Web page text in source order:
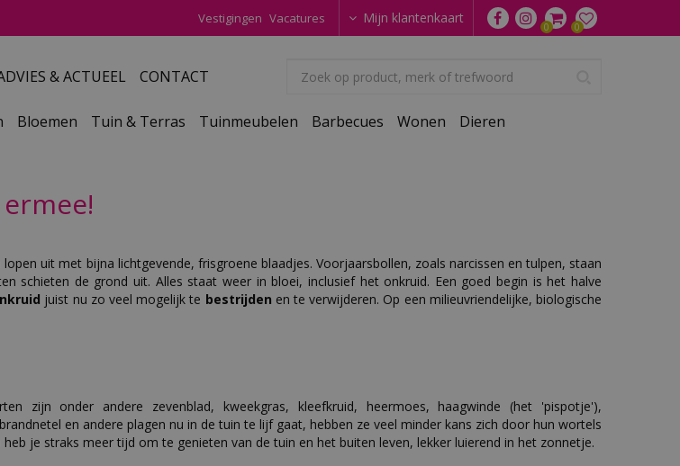
Vestigingen Vacatures Mijn klantenkaart
& ACTUEEL CONTACT
Bloemen Tuin & Terras Tuinmeubelen Barbecues Wonen Dieren
uit met bijna lichtgevende, frisgroene blaadjes. Voorjaarsbollen, zoals narcissen en tulpen, staan
schieten de grond uit. Alles staat weer in bloei, inclusief het onkruid. Een goed begin is het halve
juist nu zo veel mogelijk te bestrijden en te verwijderen. Op een milieuvriendelijke, biologische
zijn onder andere zevenblad, kweekgras, kleefkruid, heermoes, haagwinde (het 'pispotje'),
en andere plagen nu in de tuin te lijf gaat, hebben ze veel minder kans zich door hun wortels
je straks meer tijd om te genieten van de tuin en het buiten leven, lekker luierend in het zonnetje.